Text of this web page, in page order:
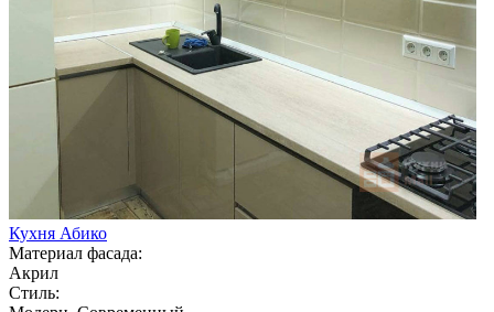
Кухня Абико
Материал фасада:
Акрил
Стиль: